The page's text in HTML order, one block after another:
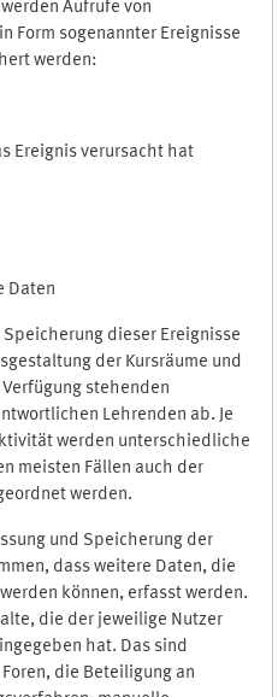
Aufrufe von
Form sogenannter Ereignisse
werden:
Ereignis verursacht hat
Daten
dieser Ereignisse
der Kursräume und
stehenden
Lehrenden ab. Je
werden unterschiedliche
meisten Fällen auch der
werden.
und Speicherung der
dass weitere Daten, die
können, erfasst werden.
die der jeweilige Nutzer
hat. Das sind
die Beteiligung an